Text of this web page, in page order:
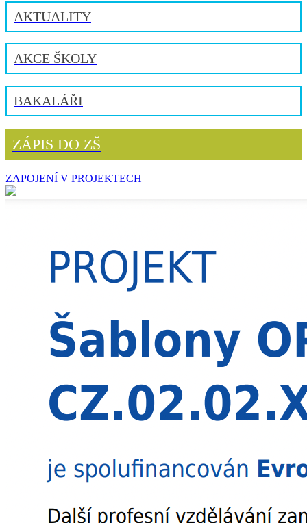
AKTUALITY
AKCE ŠKOLY
BAKALÁŘI
ZÁPIS DO ZŠ
ZAPOJENÍ V PROJEKTECH